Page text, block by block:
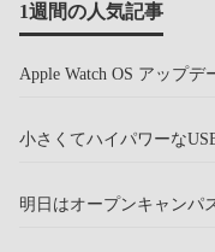
1週間の人気記事
Apple Watch OS アップデ
小さくてハイパワーな
明日はオープンキャンパ